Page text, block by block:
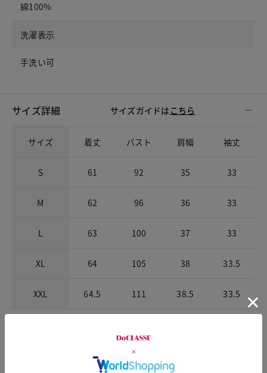
綿100%
洗濯表示
手洗い可
サイズ詳細 サイズガイドは こちら
サイズ 着丈 バスト 肩幅 袖丈
S 61 92 35 33
M 62 96 36 33
L 63 100 37 33
XL 64 105 38 33.5
XXL 64.5 111 38.5 33.5
お店で試着する
チャット相談をする